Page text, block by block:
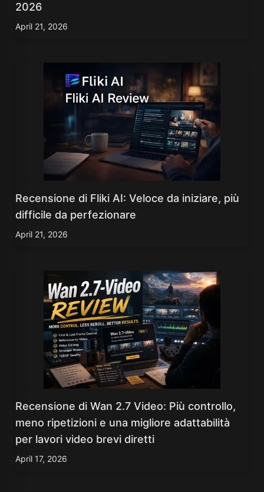
2026
April 21, 2026
Recensione di Fliki AI: Veloce da iniziare, più
difficile da perfezionare
April 21, 2026
Recensione di Wan 2.7 Video: Più controllo,
meno ripetizioni e una migliore adattabilità
per lavori video brevi diretti
April 17, 2026